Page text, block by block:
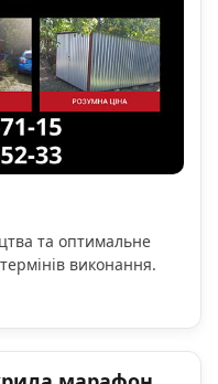
та оптимальне
виконання.